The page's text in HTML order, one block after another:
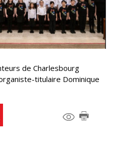
de Charlesbourg
titulaire Dominique